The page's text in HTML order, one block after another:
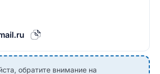
обратите внимание на